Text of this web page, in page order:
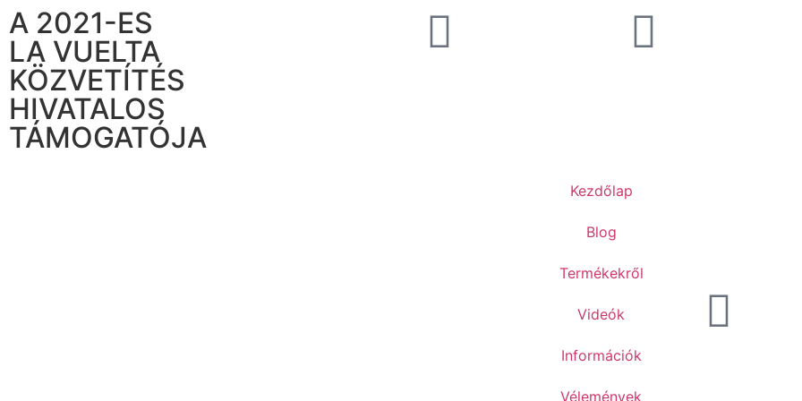
A 2021-ES
LA VUELTA
KÖZVETÍTÉS
HIVATALOS
TÁMOGATÓJA
Kezdőlap
Blog
Termékekről
Videók
Információk
Vélemények